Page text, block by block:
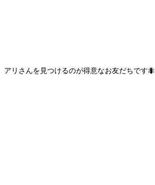
アリさんを見つけるのが得意なお友だちです🐜